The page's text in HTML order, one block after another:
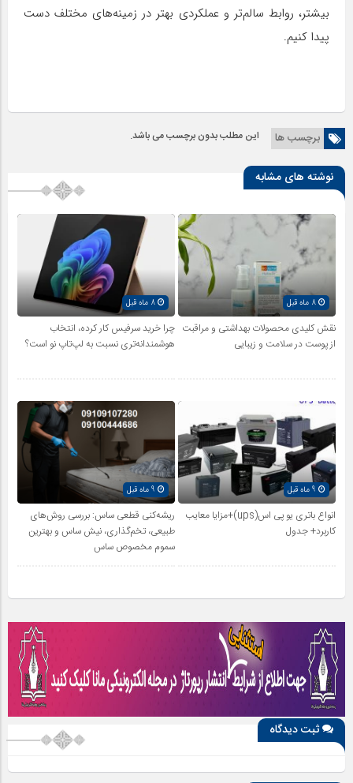
بیشتر، روابط سالم‌تر و عملکردی بهتر در زمینه‌های مختلف دست
پیدا کنیم.
برچسب ها این مطلب بدون برچسب می باشد.
نوشته های مشابه
8 ماه قبل
نقش کلیدی محصولات بهداشتی و مراقبت
از پوست در سلامت و زیبایی
چرا خرید سرفیس کار کرده، انتخاب
هوشمندانه‌تری نسبت به لپ‌تاپ نو است؟
انواع باتری یو پی اس(ups)+مزایا معایب
کاربرد+ جدول
ریشه‌کنی قطعی ساس: بررسی روش‌های
طبیعی، تخم‌گذاری، نیش ساس و بهترین
سموم مخصوص ساس
ثبت دیدگاه